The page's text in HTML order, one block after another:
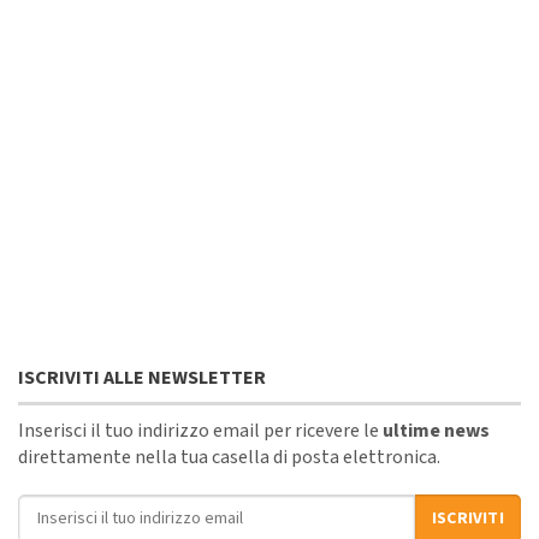
ISCRIVITI ALLE NEWSLETTER
Inserisci il tuo indirizzo email per ricevere le ultime news
direttamente nella tua casella di posta elettronica.
Indirizzo email
ISCRIVITI